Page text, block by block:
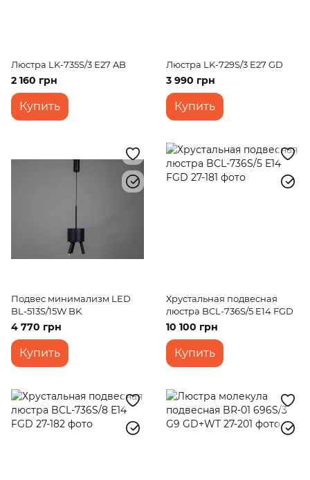
Люстра LK-735S/3 E27 AB
2 160 грн
Купить
Люстра LK-729S/3 E27 GD
3 990 грн
Купить
Подвес минимализм LED
BL-513S/15W BK
4 770 грн
Купить
Хрустальная подвесная
люстра BCL-736S/5 E14 FGD
10 100 грн
Купить